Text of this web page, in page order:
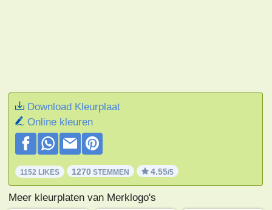
Download Kleurplaat
Online kleuren
1152 LIKES 1270 STEMMEN 4.55/5
Meer kleurplaten van Merklogo's